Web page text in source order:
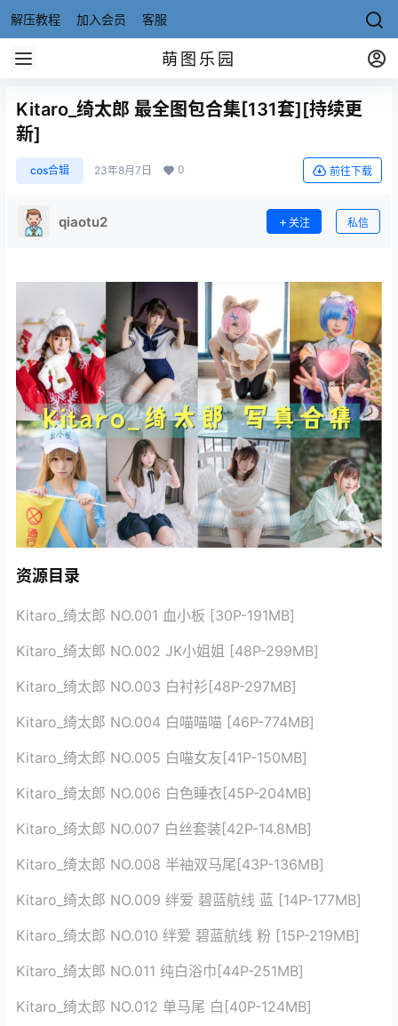
解压教程 加入会员 客服
萌图乐园
Kitaro_绮太郎 最全图包合集[131套][持续更
新]
cos合辑 23年8月7日 0 前往下载
qiaotu2 关注 私信
资源目录
Kitaro_绮太郎 NO.001 血小板 [30P-191MB]
Kitaro_绮太郎 NO.002 JK小姐姐 [48P-299MB]
Kitaro_绮太郎 NO.003 白衬衫[48P-297MB]
Kitaro_绮太郎 NO.004 白喵喵喵 [46P-774MB]
Kitaro_绮太郎 NO.005 白喵女友[41P-150MB]
Kitaro_绮太郎 NO.006 白色睡衣[45P-204MB]
Kitaro_绮太郎 NO.007 白丝套装[42P-14.8MB]
Kitaro_绮太郎 NO.008 半袖双马尾[43P-136MB]
Kitaro_绮太郎 NO.009 绊爱 碧蓝航线 蓝 [14P-177MB]
Kitaro_绮太郎 NO.010 绊爱 碧蓝航线 粉 [15P-219MB]
Kitaro_绮太郎 NO.011 纯白浴巾[44P-251MB]
Kitaro_绮太郎 NO.012 单马尾 白[40P-124MB]